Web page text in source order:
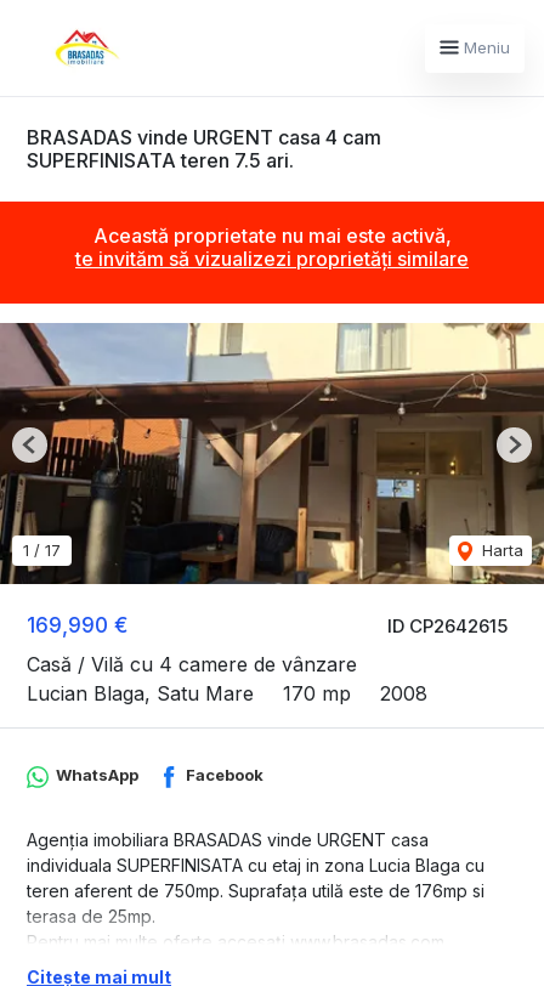
Meniu
BRASADAS vinde URGENT casa 4 cam
SUPERFINISATA teren 7.5 ari.
Această proprietate nu mai este activă,
te invităm să vizualizezi proprietăți similare
ID CP2642615
169,990 €
Casă / Vilă cu 4 camere de vânzare
Lucian Blaga, Satu Mare
170 mp 2008
1 / 17 Harta
Previous
WhatsApp Facebook
Agenția imobiliara BRASADAS vinde URGENT casa
individuala SUPERFINISATA cu etaj in zona Lucia Blaga cu
teren aferent de 750mp. Suprafața utilă este de 176mp si
terasa de 25mp.
Pentru mai multe oferte accesați www.brasadas.com.
Citește mai mult